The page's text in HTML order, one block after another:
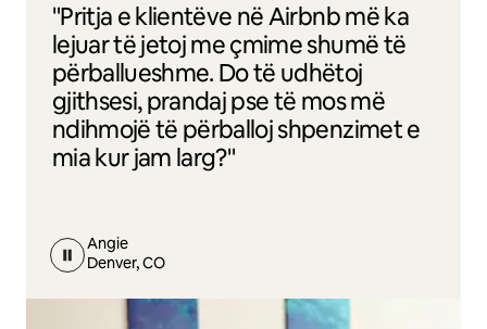
"Pritja e klientëve në Airbnb më ka
lejuar të jetoj me çmime shumë të
përballueshme. Do të udhëtoj
gjithsesi, prandaj pse të mos më
ndihmojë të përballoj shpenzimet e
mia kur jam larg?"
Angie
Denver, CO